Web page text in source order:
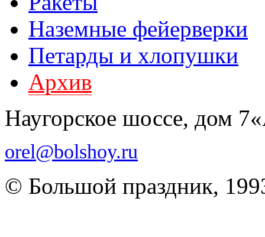
Наземные фейерверки
Петарды и хлопушки
Архив
Наугорское шоссе, дом
orel@bolshoy.ru
© Большой праздник,